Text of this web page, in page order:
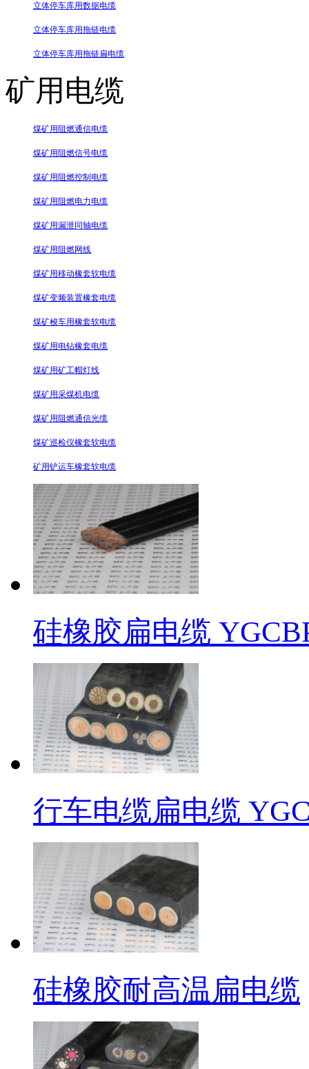
立体停车库用数据电缆
立体停车库用拖链电缆
立体停车库用拖链扁电缆
矿用电缆
煤矿用阻燃通信电缆
煤矿用阻燃信号电缆
煤矿用阻燃控制电缆
煤矿用阻燃电力电缆
煤矿用漏泄同轴电缆
煤矿用阻燃网线
煤矿用移动橡套软电缆
煤矿变频装置橡套电缆
煤矿梭车用橡套软电缆
煤矿用电钻橡套电缆
煤矿用矿工帽灯线
煤矿用采煤机电缆
煤矿用阻燃通信光缆
煤矿巡检仪橡套软电缆
矿用铲运车橡套软电缆
硅橡胶扁电缆
行车电缆扁电缆
硅橡胶耐高温扁电缆